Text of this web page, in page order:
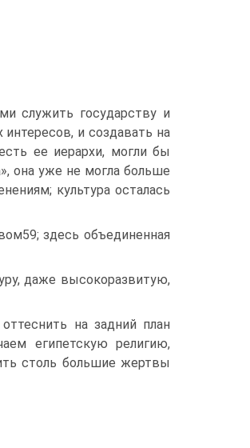
служить государству и
и создавать на
ее иерархи, могли бы
она уже не могла больше
культура осталась
здесь объединенная
даже высокоразвитую,
на задний план
египетскую религию,
столь большие жертвы